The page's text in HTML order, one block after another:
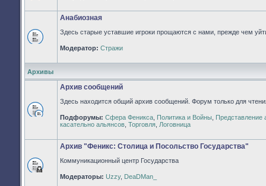
сообщений
Нет
непрочитанных
Анабиозная
Здесь старые уставшие игроки прощаются с нами, прежде чем
Модератор: Стражи
Архивы
Нет
непрочитанных
Архив сообщений
Здесь находится общий архив сообщений. Форум только для
Подфорумы: Сфера Феникса Политика и Войны Представление
касательно альянсов Торговля Логовница
Форум
закрыт
Архив "Феникс: Столица и Посольство Государства"
Коммуникационный центр Государства
Модераторы: Uzzy, DeaDMan_